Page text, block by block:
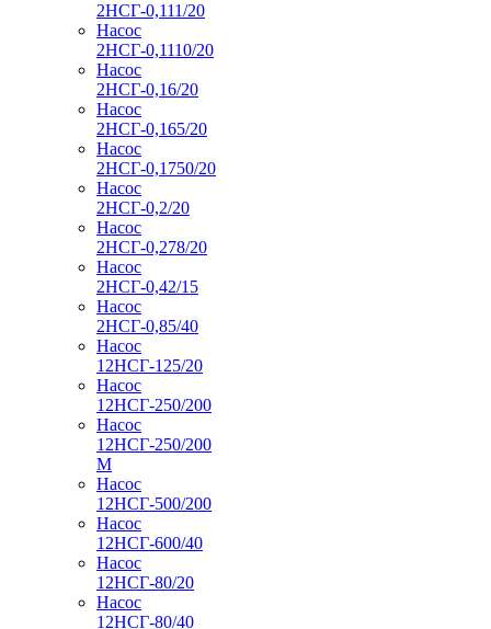
2НСГ-0,111/20
Насос
2НСГ-0,1110/20
Насос
2НСГ-0,16/20
Насос
2НСГ-0,165/20
Насос
2НСГ-0,1750/20
Насос
2НСГ-0,2/20
Насос
2НСГ-0,278/20
Насос
2НСГ-0,42/15
Насос
2НСГ-0,85/40
Насос
12НСГ-125/20
Насос
12НСГ-250/200
Насос
12НСГ-250/200
М
Насос
12НСГ-500/200
Насос
12НСГ-600/40
Насос
12НСГ-80/20
Насос
12НСГ-80/40